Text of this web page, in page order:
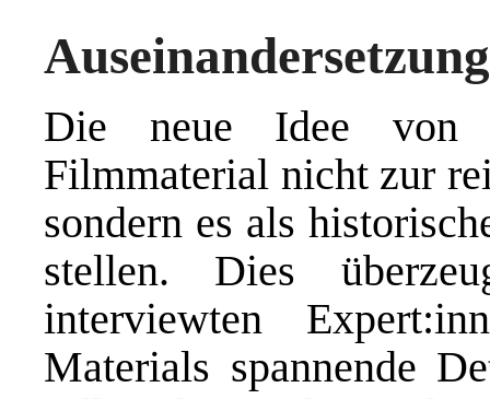
Die neue Idee von
Filmmaterial nicht zur
sondern es als
stellen. Dies
interviewten
Materials spannende